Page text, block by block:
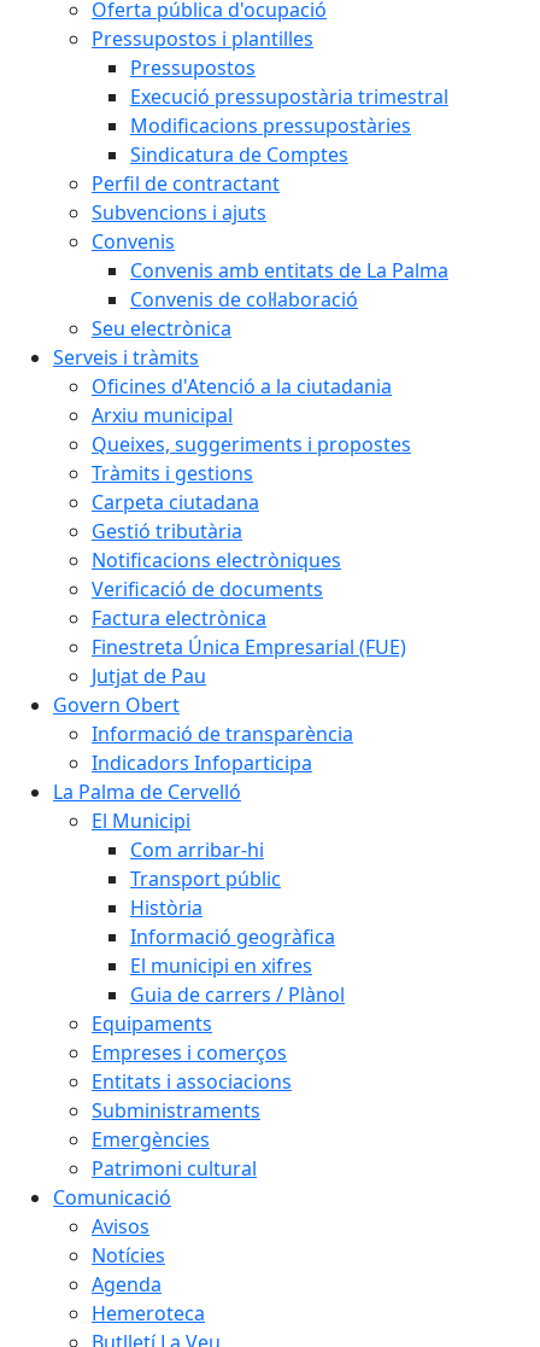
Oferta pública d'ocupació
Pressupostos i plantilles
Pressupostos
Execució pressupostària trimestral
Modificacions pressupostàries
Sindicatura de Comptes
Perfil de contractant
Subvencions i ajuts
Convenis
Convenis amb entitats de La Palma
Convenis de col·laboració
Seu electrònica
Serveis i tràmits
Oficines d'Atenció a la ciutadania
Arxiu municipal
Queixes, suggeriments i propostes
Tràmits i gestions
Carpeta ciutadana
Gestió tributària
Notificacions electròniques
Verificació de documents
Factura electrònica
Finestreta Única Empresarial (FUE)
Jutjat de Pau
Govern Obert
Informació de transparència
Indicadors Infoparticipa
La Palma de Cervelló
El Municipi
Com arribar-hi
Transport públic
Història
Informació geogràfica
El municipi en xifres
Guia de carrers / Plànol
Equipaments
Empreses i comerços
Entitats i associacions
Subministraments
Emergències
Patrimoni cultural
Comunicació
Avisos
Notícies
Agenda
Hemeroteca